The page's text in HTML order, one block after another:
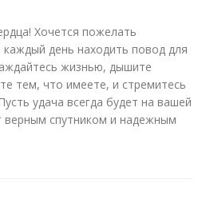
Хочется пожелать
каждый день находить повод для
жизнью, дышите
тем, что имеете, и стремитесь
удача всегда будет на вашей
верным спутником и надежным